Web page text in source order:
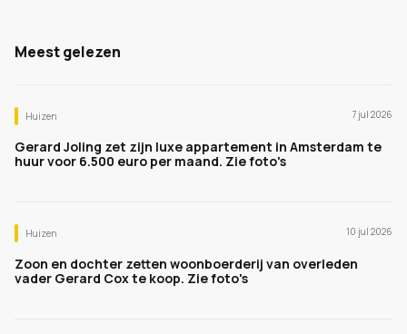
Meest gelezen
Huizen 7 jul 2026
Gerard Joling zet zijn luxe appartement in Amsterdam te
huur voor 6.500 euro per maand. Zie foto's
Huizen 10 jul 2026
Zoon en dochter zetten woonboerderij van overleden
vader Gerard Cox te koop. Zie foto's